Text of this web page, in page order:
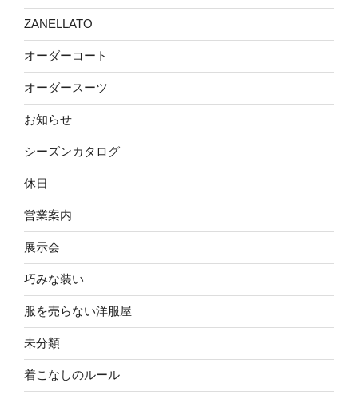
ZANELLATO
オーダーコート
オーダースーツ
お知らせ
シーズンカタログ
休日
営業案内
展示会
巧みな装い
服を売らない洋服屋
未分類
着こなしのルール